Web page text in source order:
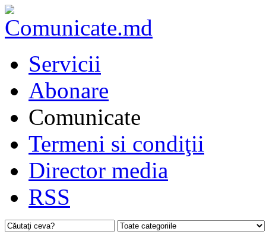
Servicii
Abonare
Comunicate
Termeni si condiţii
Director media
RSS